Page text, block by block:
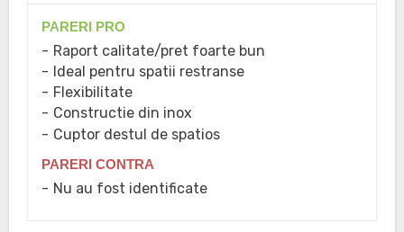
PARERI PRO
Raport calitate/pret foarte bun
Ideal pentru spatii restranse
Flexibilitate
Constructie din inox
Cuptor destul de spatios
PARERI CONTRA
Nu au fost identificate